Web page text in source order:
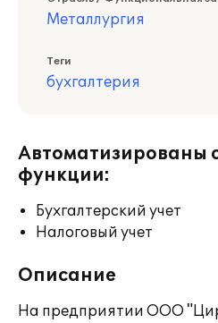
Металлургия
Теги
бухгалтерия
Автоматизированы
функции:
Бухгалтерский учет
Налоговый учет
Описание
На предприятии ООО